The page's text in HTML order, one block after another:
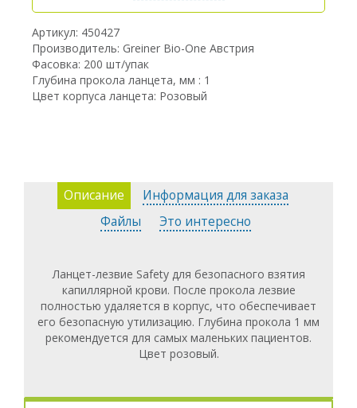
Артикул: 450427
Производитель: Greiner Bio-One Австрия
Фасовка: 200 шт/упак
Глубина прокола ланцета, мм : 1
Цвет корпуса ланцета: Розовый
Описание
Информация для заказа
Файлы
Это интересно
Ланцет-лезвие Safety для безопасного взятия
капиллярной крови. После прокола лезвие
полностью удаляется в корпус, что обеспечивает
его безопасную утилизацию. Глубина прокола 1 мм
рекомендуется для самых маленьких пациентов.
Цвет розовый.